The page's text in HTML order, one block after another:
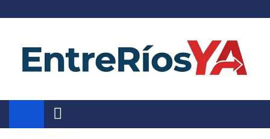
Noticias de Entre Ríos
Información de toda la provincia ahora